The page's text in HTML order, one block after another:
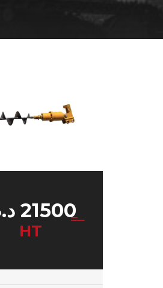
21500
HT